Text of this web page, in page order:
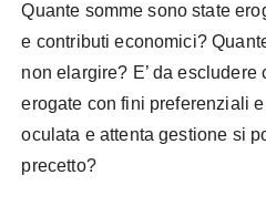
Quante somme sono state
e contributi economici?
non elargire? E’ da escludere
erogate con fini preferenziali
oculata e attenta gestione si
precetto?